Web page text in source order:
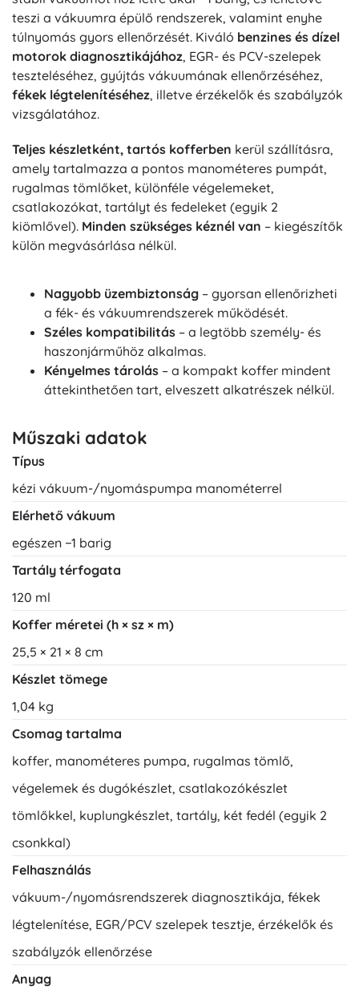
teszi a vákuumra épülő rendszerek, valamint enyhe
túlnyomás gyors ellenőrzését. Kiváló benzines és dízel
motorok diagnosztikájához, EGR- és PCV-szelepek
teszteléséhez, gyújtás vákuumának ellenőrzéséhez,
fékek légtelenítéséhez, illetve érzékelők és szabályzók
vizsgálatához.
Teljes készletként, tartós kofferben kerül szállításra,
amely tartalmazza a pontos manométeres pumpát,
rugalmas tömlőket, különféle végelemeket,
csatlakozókat, tartályt és fedeleket (egyik 2
kiömlővel). Minden szükséges kéznél van – kiegészítők
külön megvásárlása nélkül.
Nagyobb üzembiztonság – gyorsan ellenőrizheti
a fék- és vákuumrendszerek működését.
Széles kompatibilitás – a legtöbb személy- és
haszonjárműhöz alkalmas.
Kényelmes tárolás – a kompakt koffer mindent
áttekinthetően tart, elveszett alkatrészek nélkül.
Műszaki adatok
Típus
kézi vákuum-/nyomáspumpa manométerrel
Elérhető vákuum
egészen −1 barig
Tartály térfogata
120 ml
Koffer méretei (h × sz × m)
25,5 × 21 × 8 cm
Készlet tömege
1,04 kg
Csomag tartalma
koffer, manométeres pumpa, rugalmas tömlő,
végelemek és dugókészlet, csatlakozókészlet
tömlőkkel, kuplungkészlet, tartály, két fedél (egyik 2
csonkkal)
Felhasználás
vákuum-/nyomásrendszerek diagnosztikája, fékek
légtelenítése, EGR/PCV szelepek tesztje, érzékelők és
szabályzók ellenőrzése
Anyag